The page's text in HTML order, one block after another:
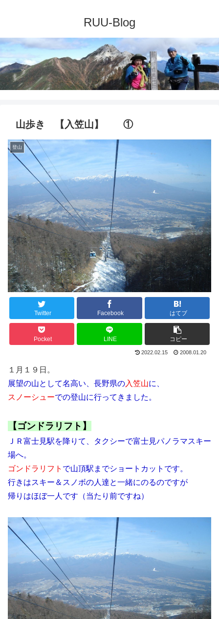
山歩き 【入笠山】 ①
登山
Twitter Facebook はてブ
Pocket LINE コピー
2022.02.15 2008.01.20
１月１９日。
展望の山として名高い、長野県の入笠山に、
スノーシューでの登山に行ってきました。
【ゴンドラリフト】
ＪＲ富士見駅を降りて、タクシーで富士見パノラマスキー
場へ。
ゴンドラリフト で山頂駅までショートカットです。
行きはスキー＆スノボの人達と一緒にのるのですが
帰りはほぼ一人です（当たり前ですね）